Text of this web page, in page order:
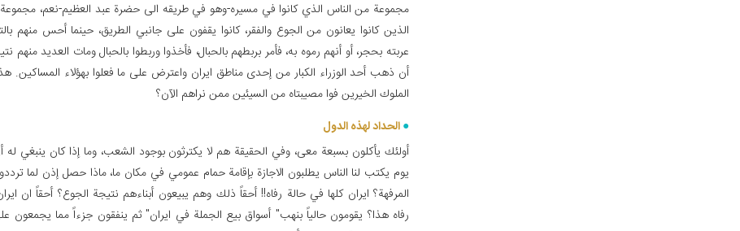
مجموعة من الناس الذي كانوا في مسيره-وهو في طريقه الى حضرة عبد العظيم-نعم،
الذين كانوا يعانون من الجوع والفقر، كانوا يقفون على جانبي الطريق، حينما أحس منهم
عربته بحجر، أو أنهم رموه به، فأمر بربطهم بالحبال، فأخذوا وربطوا بالحبال ومات العديد منهم
أن ذهب أحد الوزراء الكبار من إحدى مناطق ايران واعترض على ما فعلوا بهؤلاء المساكين.
الملوك الخيرين فوا مصيبتاه من السيئين ممن نراهم الآن؟
الحداد لهذه الدول
أولئك يأكلون بسبعة معى، وفي الحقيقة هم لا يكترثون بوجود الشعب، وما إذا كان ينبغي
يوم يكتب لنا الناس يطلبون الاجازة بإقامة حمام عمومي في مكان ما، ماذا حصل إذن لما
المرفهة؟ ايران كلها في حالة رفاه!! أحقاً ذلك وهم يبيعون أبناءهم نتيجة الجوع؟ أحقاً ان
رفاه هذا؟ يقومون حالياً بنهب" أسواق بيع الجملة في ايران" ثم ينفقون جزءاً مما يجمعون